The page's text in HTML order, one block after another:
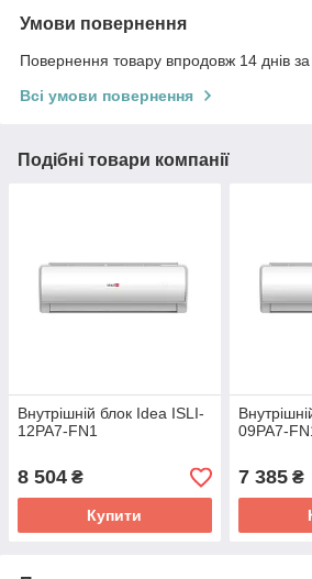
Умови повернення
Повернення товару впродовж 14 днів
Всі умови повернення
Подібні товари компанії
Внутрішній блок Idea ISLI-
12PA7-FN1
8 504 ₴
Купити
09PA7-
7 385₴